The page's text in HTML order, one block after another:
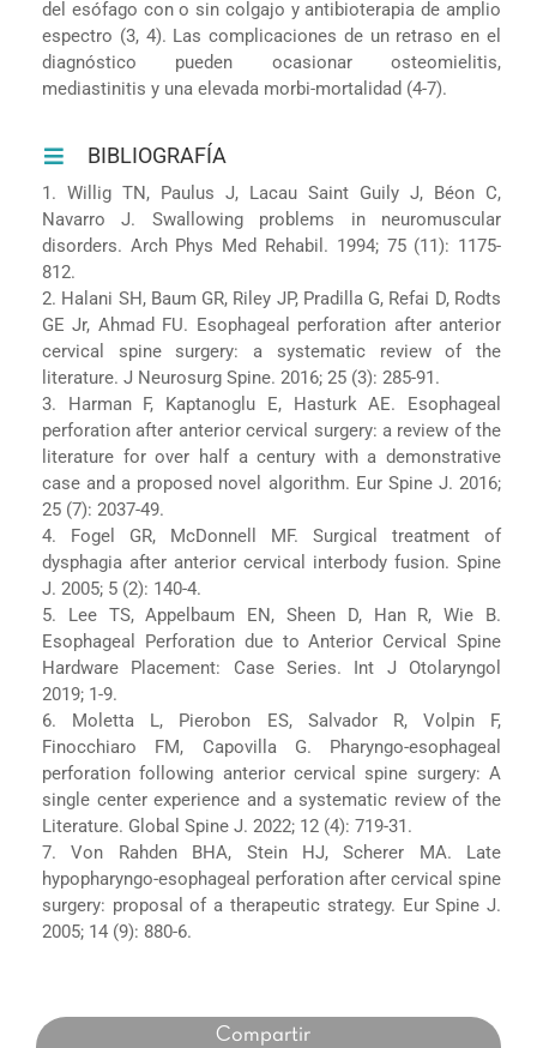
del esófago con o sin colgajo y antibioterapia de amplio
espectro (3, 4). Las complicaciones de un retraso en el
diagnóstico pueden ocasionar osteomielitis,
mediastinitis y una elevada morbi-mortalidad (4-7).
BIBLIOGRAFÍA
1. Willig TN, Paulus J, Lacau Saint Guily J, Béon C,
Navarro J. Swallowing problems in neuromuscular
disorders. Arch Phys Med Rehabil. 1994; 75 (11): 1175-
812.
2. Halani SH, Baum GR, Riley JP, Pradilla G, Refai D, Rodts
GE Jr, Ahmad FU. Esophageal perforation after anterior
cervical spine surgery: a systematic review of the
literature. J Neurosurg Spine. 2016; 25 (3): 285-91.
3. Harman F, Kaptanoglu E, Hasturk AE. Esophageal
perforation after anterior cervical surgery: a review of the
literature for over half a century with a demonstrative
case and a proposed novel algorithm. Eur Spine J. 2016;
25 (7): 2037-49.
4. Fogel GR, McDonnell MF. Surgical treatment of
dysphagia after anterior cervical interbody fusion. Spine
J. 2005; 5 (2): 140-4.
5. Lee TS, Appelbaum EN, Sheen D, Han R, Wie B.
Esophageal Perforation due to Anterior Cervical Spine
Hardware Placement: Case Series. Int J Otolaryngol
2019; 1-9.
6. Moletta L, Pierobon ES, Salvador R, Volpin F,
Finocchiaro FM, Capovilla G. Pharyngo-esophageal
perforation following anterior cervical spine surgery: A
single center experience and a systematic review of the
Literature. Global Spine J. 2022; 12 (4): 719-31.
7. Von Rahden BHA, Stein HJ, Scherer MA. Late
hypopharyngo-esophageal perforation after cervical spine
surgery: proposal of a therapeutic strategy. Eur Spine J.
2005; 14 (9): 880-6.
Compartir